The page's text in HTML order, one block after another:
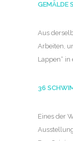
GEMÄLDE
Aus
Arbeiten,
Lappen“
36
Eines der